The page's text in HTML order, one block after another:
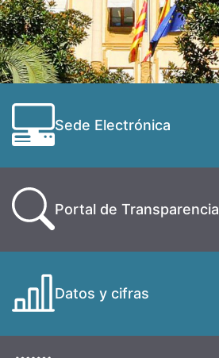
Sede Electrónica
Portal de Transparencia
Datos y cifras